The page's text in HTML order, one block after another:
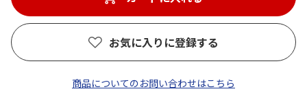
お気に入りに登録する
商品についてのお問い合わせはこちら